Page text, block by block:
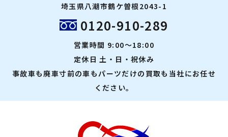
埼玉県八潮市鶴ケ曽根2043-1
0120-910-289
営業時間 9:00～18:00
定休日 土・日・祝休み
事故車も廃車寸前の車もパーツだけの買取も当社にお任せ
ください。